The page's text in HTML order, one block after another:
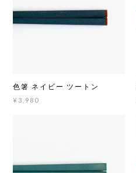
色箸 ネイビー ツートン
¥3,980